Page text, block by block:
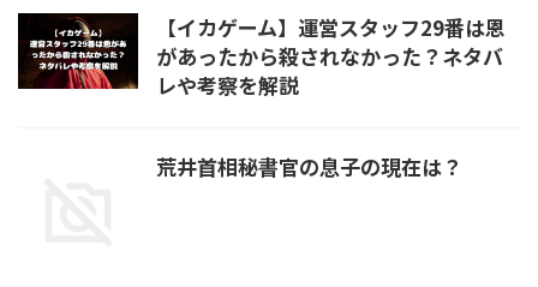
【イカゲーム】運営スタッフ29番は恩
があったから殺されなかった？ネタバ
レや考察を解説
荒井首相秘書官の息子の現在は？